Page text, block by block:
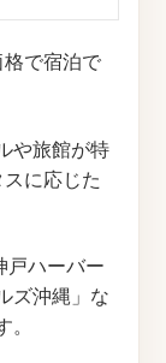
で宿泊で
や旅館が特
に応じた
戸ハーバー
ズ沖縄」な